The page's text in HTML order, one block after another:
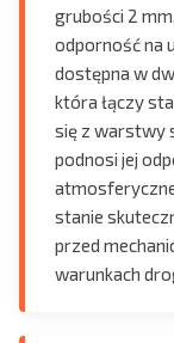
grubości 2
odporność na
dostępna w
która łączy
się z warstwy
podnosi jej
stanie
przed
warunkach